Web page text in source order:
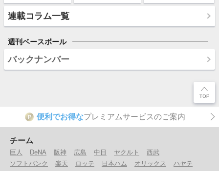
連載コラム一覧
週刊ベースボール
バックナンバー
P 便利でお得なプレミアムサービスのご案内
チーム
巨人 DeNA 阪神 広島 中日 ヤクルト
西武
ソフトバンク
楽天 ロッテ 日本ハム オリックス ハヤテ